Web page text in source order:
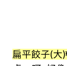
扁平餃子(